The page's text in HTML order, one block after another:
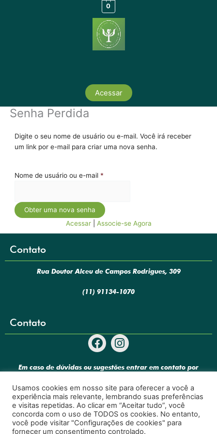
0
Acessar
Senha Perdida
Digite o seu nome de usuário ou e-mail. Você irá receber
um link por e-mail para criar uma nova senha.
Nome de usuário ou e-mail *
Acessar| Associe-se Agora
Contato
Rua Doutor Alceu de Campos Rodrigues, 309
(11) 91134-1070
Contato
F
a
e
b
o
o
k
I
n
t
a
g
r
a
m
Em caso de dúvidas ou sugestões entrar em contato por
Usamos cookies em nosso site para oferecer a você a
experiência mais relevante, lembrando suas preferências
e visitas repetidas. Ao clicar em “Aceitar tudo”, você
concorda com o uso de TODOS os cookies. No entanto,
você pode visitar "Configurações de cookies" para
fornecer um consentimento controlado.